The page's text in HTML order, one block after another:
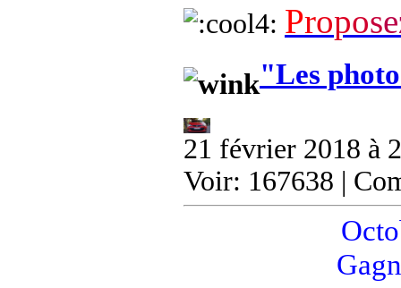
Propose
"Les
21 février 2018 à
Voir: 167638 |